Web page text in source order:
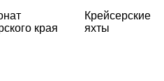
края
Крейсерские
яхты